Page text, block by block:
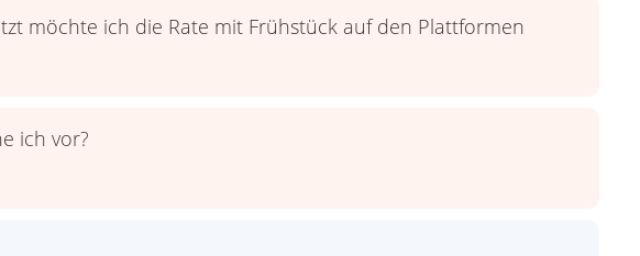
möchte ich die Rate mit Frühstück auf den Plattformen
ich vor?